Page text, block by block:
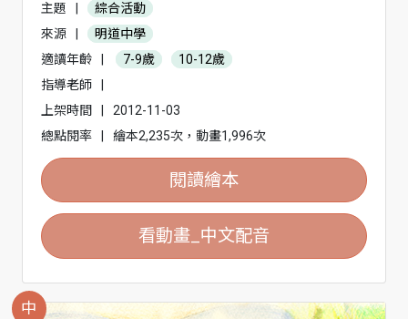
主題
綜合活動
來源
明道中學
適讀年齡
7-9歲
10-12歲
指導老師
上架時間
2012-11-03
總點閱率
繪本2,235次，動畫1,996次
閱讀繪本
看動畫_中文配音
中